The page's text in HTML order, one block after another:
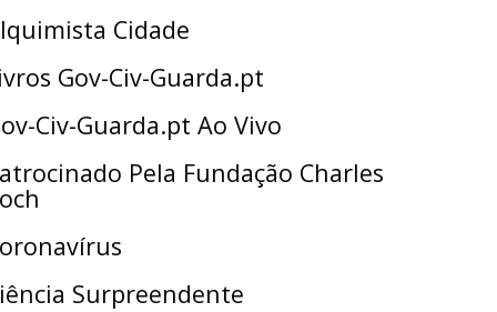
Cidade
Gov-Civ-Guarda.pt
Civ-Guarda.pt Ao Vivo
Pela Fundação Charles
Surpreendente